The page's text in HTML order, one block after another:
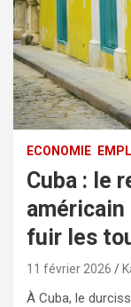
ECONOMIE
Cuba : le
fuir les
11 février 2026
À Cuba, le